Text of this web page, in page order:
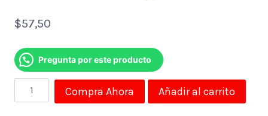
$57,50
Pregunta por este producto
Licuadora
BLACK
Compra Ahora Añadir al carrito